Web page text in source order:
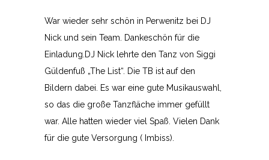
War wieder sehr schön in Perwenitz bei DJ
Nick und sein Team. Dankeschön für die
Einladung.DJ Nick lehrte den Tanz von Siggi
Güldenfuß „The List“. Die TB ist auf den
Bildern dabei. Es war eine gute Musikauswahl,
so das die große Tanzfläche immer gefüllt
war. Alle hatten wieder viel Spaß. Vielen Dank
für die gute Versorgung ( Imbiss).